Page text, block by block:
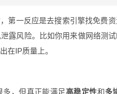
第一反应是去搜索引擎找免费资
露风险。比如你用来做网络测
在IP质量上。
，但真正能满足高稳定性和多